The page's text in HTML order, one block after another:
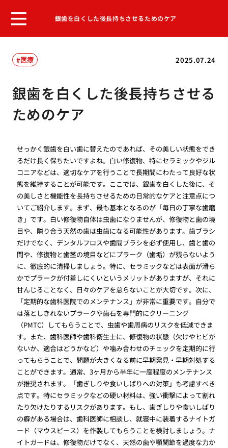
銀歯を白くした後長持ちさせるためのケア
2025.07.24
医療
銀歯を白くした後長持ちさせる
ためのケア
せっかく銀歯を白い歯に替えたのであれば、その美しい状態をでき
るだけ長く保ちたいですよね。白い修復物、特にセラミックやジル
コニアなどは、適切なケアを行うことで長期間にわたって良好な状
態を維持することが可能です。ここでは、銀歯を白くした後に、そ
の美しさと機能性を長持ちさせるための日常的なケアと注意点につ
いてご紹介します。まず、最も基本となるのが「毎日の丁寧な歯磨
き」です。白い修復物自体は虫歯になりませんが、修復物と歯の境
目や、隣り合う天然の歯は虫歯になる可能性があります。歯ブラシ
だけでなく、デンタルフロスや歯間ブラシを必ず使用し、歯と歯の
間や、修復物と歯茎の境目などにプラーク（歯垢）が残らないよう
に、徹底的に清掃しましょう。特に、セラミックなどは表面が滑ら
かでプラークが付着しにくいというメリットがありますが、それに
甘んじることなく、日々のケアを怠らないことが大切です。次に、
「定期的な歯科医院でのメンテナンス」が非常に重要です。自分で
は落としきれないプラークや歯石を専門的にクリーニング
（PMTC）してもらうことで、虫歯や歯周病のリスクを低減できま
す。また、歯科医師や歯科衛生士に、修復物の状態（欠けやヒビが
ないか、適合はどうかなど）や噛み合わせのチェックを定期的に行
ってもらうことで、問題が大きくなる前に早期発見・早期対処する
ことができます。通常、3ヶ月から半年に一度程度のメンテナンス
が推奨されます。「歯ぎしりや食いしばりへの対策」も考慮すべき
点です。特にセラミックなどの硬い材料は、強い衝撃によって割れ
たり欠けたりするリスクがあります。もし、歯ぎしりや食いしばり
の癖がある場合は、歯科医師に相談し、就寝中に装着するナイトガ
ード（マウスピース）を作製してもらうことを検討しましょう。ナ
イトガードは、修復物だけでなく、天然の歯や顎関節を過度な力か